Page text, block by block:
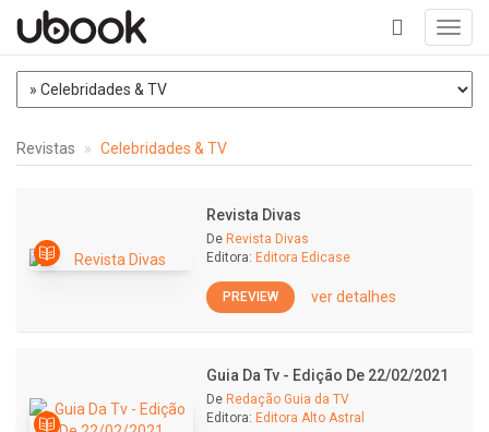
+
Revistas Celebridades & TV
Revista Divas
De Revista Divas
Editora: Editora Edicase
PREVIEW ver detalhes
Guia Da Tv - Edição De 22/02/2021
De Redação Guia da TV
Editora: Editora Alto Astral